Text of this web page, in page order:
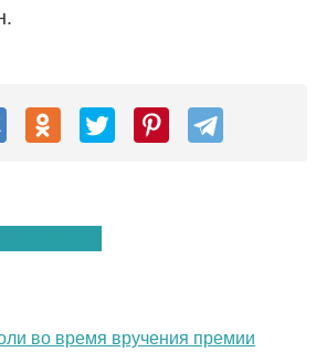
во время вручения премии